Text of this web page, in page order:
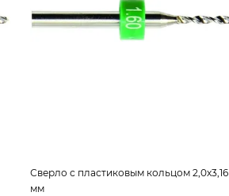
Сверло с пластиковым кольцом 2,0х3,16
мм